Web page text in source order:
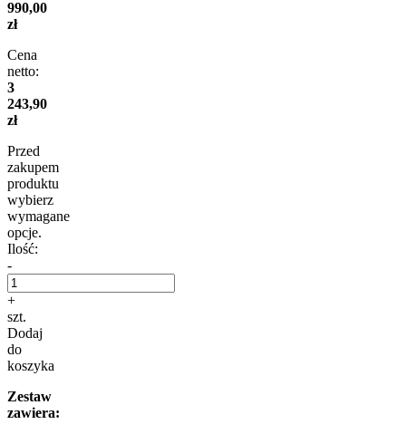
990,00
zł
Cena
netto:
3
243,90
zł
Przed
zakupem
produktu
wybierz
wymagane
opcje.
Ilość:
-
+
szt.
Dodaj
do
koszyka
Zestaw
zawiera: